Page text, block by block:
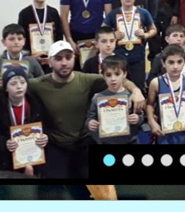
1 2 3 4